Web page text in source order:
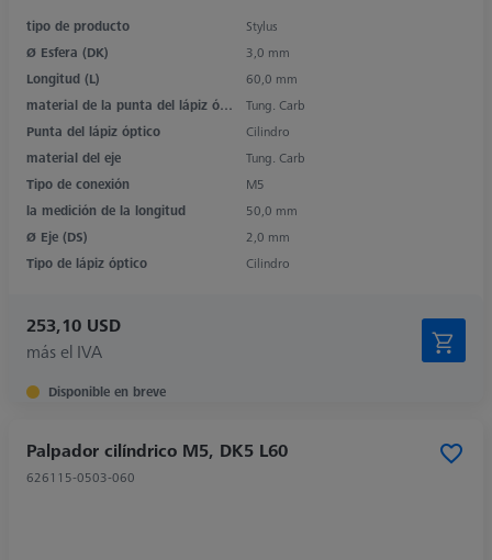
tipo de producto
Stylus
Ø Esfera (DK)
3,0 mm
Longitud (L)
60,0 mm
material de la punta del lápiz óptico
Tung. Carb
Punta del lápiz óptico
Cilindro
material del eje
Tung. Carb
Tipo de conexión
M5
la medición de la longitud
50,0 mm
Ø Eje (DS)
2,0 mm
Tipo de lápiz óptico
Cilindro
253,10 USD
más el IVA
Disponible en breve
Palpador cilíndrico M5, DK5 L60
626115-0503-060